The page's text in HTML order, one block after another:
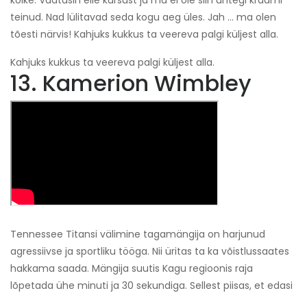
teinud. Nad lülitavad seda kogu aeg üles. Jah ... ma olen
tõesti närvis! Kahjuks kukkus ta veereva palgi küljest alla.
Kahjuks kukkus ta veereva palgi küljest alla.
13. Kamerion Wimbley
Tennessee Titansi välimine tagamängija on harjunud
agressiivse ja sportliku tööga. Nii üritas ta ka võistlussaates
hakkama saada. Mängija suutis Kagu regioonis raja
lõpetada ühe minuti ja 30 sekundiga. Sellest piisas, et edasi